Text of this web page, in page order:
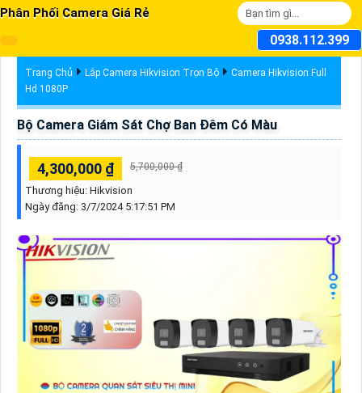
Phân Phối Camera Giá Rẻ
0938.112.399
Trang Chủ Lắp Camera Hikvision Trọn Bộ
Camera Hikvision Full
Hd 1080P
Bộ Camera Giám Sát Chợ Ban Đêm Có Màu
4,300,000 ₫ 5,700,000 ₫
Thương hiệu: Hikvision
Ngày đăng: 3/7/2024 5:17:51 PM